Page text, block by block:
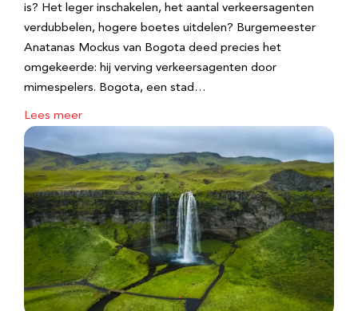
is? Het leger inschakelen, het aantal verkeersagenten
verdubbelen, hogere boetes uitdelen? Burgemeester
Anatanas Mockus van Bogota deed precies het
omgekeerde: hij verving verkeersagenten door
mimespelers. Bogota, een stad…
Lees meer